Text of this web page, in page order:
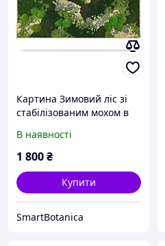
Картина Зимовий ліс зі
стабілізованим мохом в
В наявності
1 800₴
Купити
SmartBotanica